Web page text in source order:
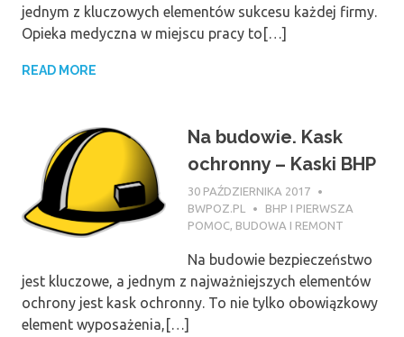
jednym z kluczowych elementów sukcesu każdej firmy.
Opieka medyczna w miejscu pracy to[…]
READ MORE
Na budowie. Kask
ochronny – Kaski BHP
30 PAŹDZIERNIKA 2017
BWPOZ.PL
BHP I PIERWSZA
POMOC, BUDOWA I REMONT
Na budowie bezpieczeństwo
jest kluczowe, a jednym z najważniejszych elementów
ochrony jest kask ochronny. To nie tylko obowiązkowy
element wyposażenia,[…]